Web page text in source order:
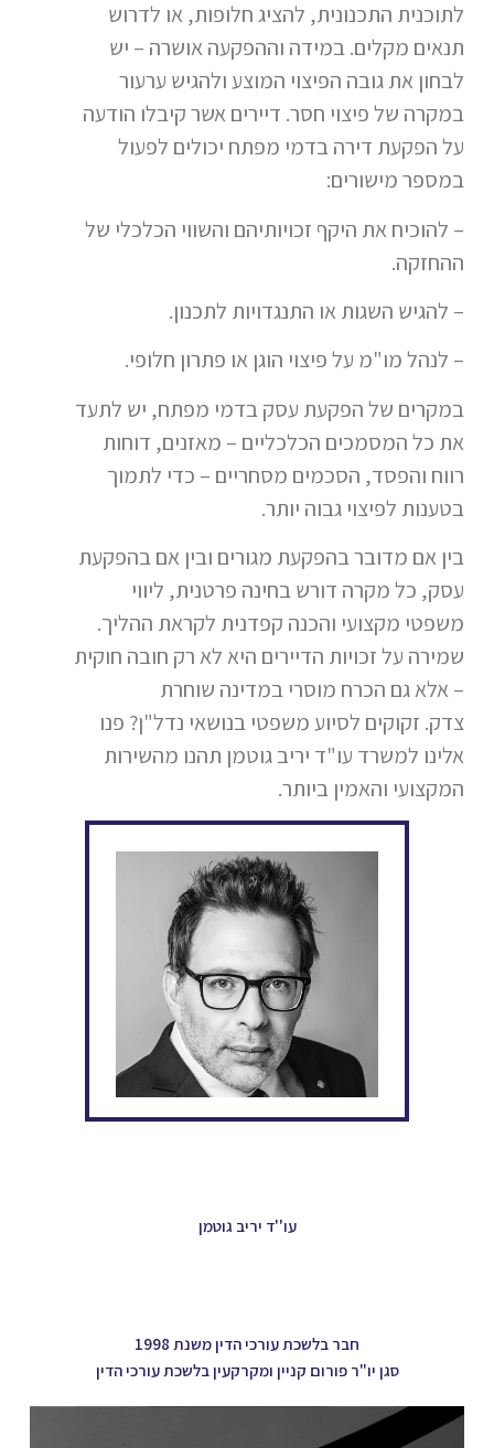
לתוכנית התכנונית, להציג חלופות, או לדרוש
תנאים מקלים. במידה וההפקעה אושרה – יש
לבחון את גובה הפיצוי המוצע ולהגיש ערעור
במקרה של פיצוי חסר. דיירים אשר קיבלו הודעה
על הפקעת דירה בדמי מפתח יכולים לפעול
במספר מישורים:
– להוכיח את היקף זכויותיהם והשווי הכלכלי של
ההחזקה.
– להגיש השגות או התנגדויות לתכנון.
– לנהל מו"מ על פיצוי הוגן או פתרון חלופי.
במקרים של הפקעת עסק בדמי מפתח, יש לתעד
את כל המסמכים הכלכליים – מאזנים, דוחות
רווח והפסד, הסכמים מסחריים – כדי לתמוך
בטענות לפיצוי גבוה יותר.
בין אם מדובר בהפקעת מגורים ובין אם בהפקעת
עסק, כל מקרה דורש בחינה פרטנית, ליווי
משפטי מקצועי והכנה קפדנית לקראת ההליך.
שמירה על זכויות הדיירים היא לא רק חובה חוקית
– אלא גם הכרח מוסרי במדינה שוחרת
צדק. זקוקים לסיוע משפטי בנושאי נדל"ן? פנו
אלינו למשרד עו"ד יריב גוטמן תהנו מהשירות
המקצועי והאמין ביותר.
עו''ד יריב גוטמן
חבר בלשכת עורכי הדין משנת 1998
סגן יו"ר פורום קניין ומקרקעין בלשכת עורכי הדין